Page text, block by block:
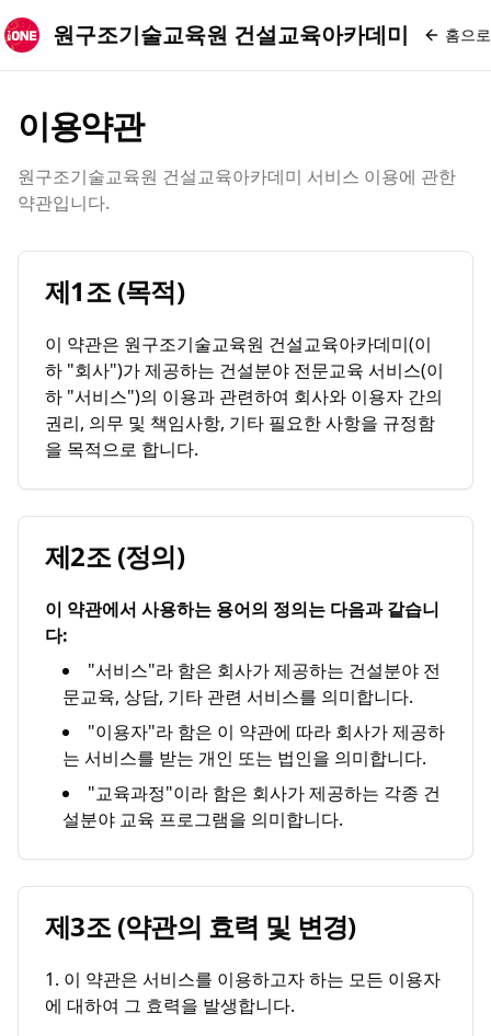
원구조기술교육원 건설교육아카데미 홈으로
이용약관
원구조기술교육원 건설교육아카데미 서비스 이용에 관한
약관입니다.
제1조 (목적)
이 약관은 원구조기술교육원 건설교육아카데미(이
하 "회사")가 제공하는 건설분야 전문교육 서비스(이
하 "서비스")의 이용과 관련하여 회사와 이용자 간의
권리, 의무 및 책임사항, 기타 필요한 사항을 규정함
을 목적으로 합니다.
제2조 (정의)
이 약관에서 사용하는 용어의 정의는 다음과 같습니
다:
"서비스"라 함은 회사가 제공하는 건설분야 전
문교육, 상담, 기타 관련 서비스를 의미합니다.
"이용자"라 함은 이 약관에 따라 회사가 제공하
는 서비스를 받는 개인 또는 법인을 의미합니다.
"교육과정"이라 함은 회사가 제공하는 각종 건
설분야 교육 프로그램을 의미합니다.
제3조 (약관의 효력 및 변경)
1. 이 약관은 서비스를 이용하고자 하는 모든 이용자
에 대하여 그 효력을 발생합니다.